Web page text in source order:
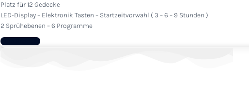
Platz für 12 Gedecke
LED-Display – Elektronik Tasten – Startzeitvorwahl ( 3 – 6 – 9 Stunden )
2 Sprühebenen – 6 Programme
Zum Produkt